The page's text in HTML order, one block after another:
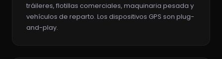
tráileres, flotillas comerciales, maquinaria pesada y
vehículos de reparto. Los dispositivos GPS son plug-
and-play.